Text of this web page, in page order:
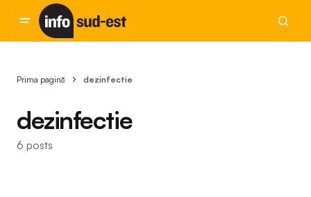
Prima pagină dezinfectie
dezinfectie
6 posts